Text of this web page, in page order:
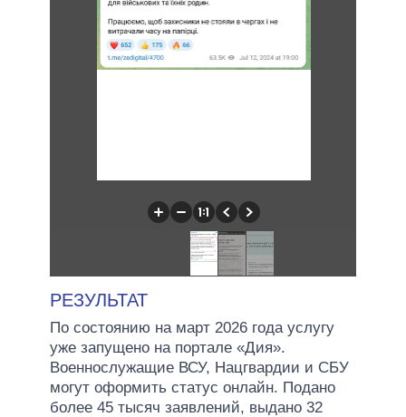
РЕЗУЛЬТАТ
По состоянию на март 2026 года услугу
уже запущено на портале «Дия».
Военнослужащие ВСУ, Нацгвардии и СБУ
могут оформить статус онлайн. Подано
более 45 тысяч заявлений, выдано 32